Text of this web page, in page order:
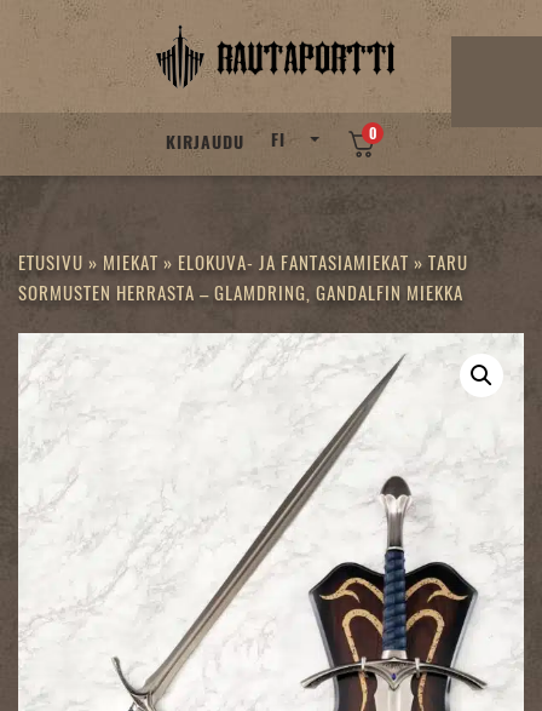
Skip
KIRJAUDU FI 0
ETUSIVU » MIEKAT » ELOKUVA- JA FANTASIAMIEKAT » TARU
SORMUSTEN HERRASTA – GLAMDRING, GANDALFIN MIEKKA